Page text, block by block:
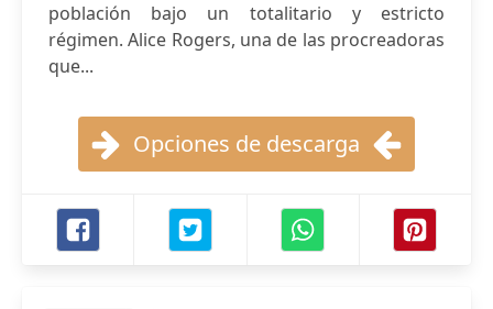
población bajo un totalitario y estricto
régimen. Alice Rogers, una de las procreadoras
que...
Opciones de descarga